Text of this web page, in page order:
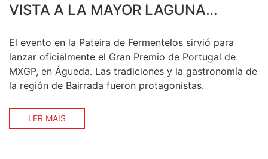
VISTA A LA MAYOR LAGUNA
IBÉRICA
El evento en la Pateira de Fermentelos sirvió para
lanzar oficialmente el Gran Premio de Portugal de
MXGP, en Águeda. Las tradiciones y la gastronomía de
la región de Bairrada fueron protagonistas.
LER MAIS